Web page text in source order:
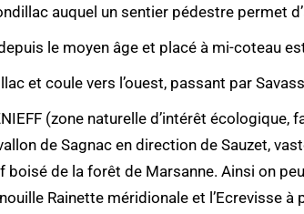
auquel un sentier pédestre permet
le moyen âge et placé à mi-coteau
et coule vers l’ouest, passant par
(zone naturelle d’intérêt
de Sagnac en direction de Sauzet,
boisé de la forêt de Marsanne. Ainsi on
Rainette méridionale et l’Ecrevisse